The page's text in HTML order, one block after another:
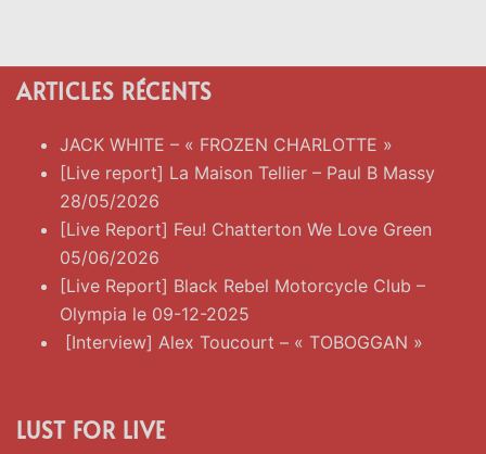
ARTICLES RÉCENTS
JACK WHITE – « FROZEN CHARLOTTE »
[Live report] La Maison Tellier – Paul B Massy
28/05/2026
[Live Report] Feu! Chatterton We Love Green
05/06/2026
[Live Report] Black Rebel Motorcycle Club –
Olympia le 09-12-2025
[Interview] Alex Toucourt – « TOBOGGAN »
LUST FOR LIVE